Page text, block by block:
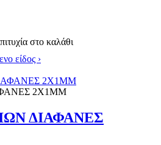
στο καλάθι
είδος ›
2Χ1ΜΜ
ΔΙΑΦΑΝΕΣ